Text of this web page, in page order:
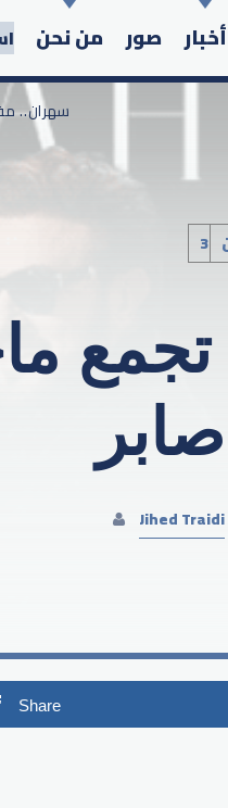
أخبار صور من نحن
Search
/ سهران..
تجمع
Jihed Traidi
Share